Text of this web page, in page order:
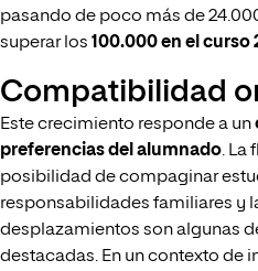
pasando de poco más de
superar los 100.000 en el curso
Compatibilidad
Este crecimiento responde a un
preferencias del alumnado. La
posibilidad de compaginar
responsabilidades familiares y
desplazamientos son algunas
destacadas. En un contexto de